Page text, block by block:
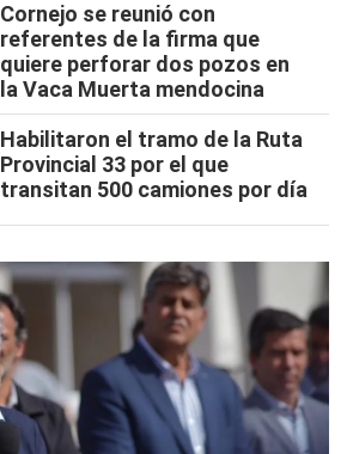
Cornejo se reunió con
referentes de la firma que
quiere perforar dos pozos en
la Vaca Muerta mendocina
Habilitaron el tramo de la Ruta
Provincial 33 por el que
transitan 500 camiones por día